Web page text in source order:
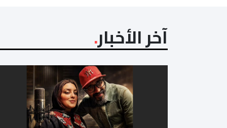
آخر الأخبار